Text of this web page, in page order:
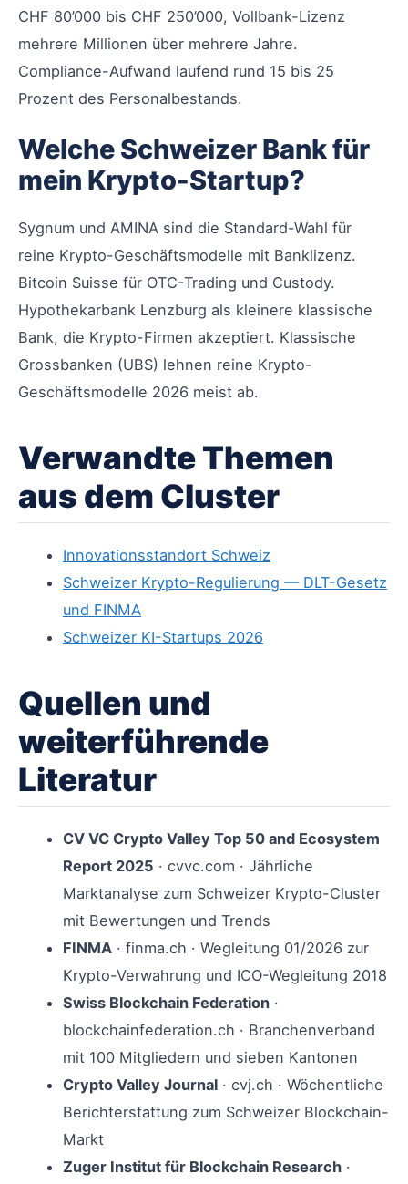
CHF 80’000 bis CHF 250’000, Vollbank-Lizenz
mehrere Millionen über mehrere Jahre.
Compliance-Aufwand laufend rund 15 bis 25
Prozent des Personalbestands.
Welche Schweizer Bank für
mein Krypto-Startup?
Sygnum und AMINA sind die Standard-Wahl für
reine Krypto-Geschäftsmodelle mit Banklizenz.
Bitcoin Suisse für OTC-Trading und Custody.
Hypothekarbank Lenzburg als kleinere klassische
Bank, die Krypto-Firmen akzeptiert. Klassische
Grossbanken (UBS) lehnen reine Krypto-
Geschäftsmodelle 2026 meist ab.
Verwandte Themen
aus dem Cluster
Innovationsstandort Schweiz
Schweizer Krypto-Regulierung — DLT-Gesetz
und FINMA
Schweizer KI-Startups 2026
Quellen und
weiterführende
Literatur
CV VC Crypto Valley Top 50 and Ecosystem
Report 2025 · cvvc.com · Jährliche
Marktanalyse zum Schweizer Krypto-Cluster
mit Bewertungen und Trends
FINMA· finma.ch · Wegleitung 01/2026 zur
Krypto-Verwahrung und ICO-Wegleitung 2018
Swiss Blockchain Federation·
blockchainfederation.ch · Branchenverband
mit 100 Mitgliedern und sieben Kantonen
Crypto Valley Journal· cvj.ch · Wöchentliche
Berichterstattung zum Schweizer Blockchain-
Markt
Zuger Institut für Blockchain Research·